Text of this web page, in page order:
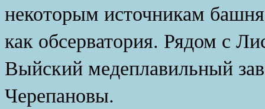
некоторым источникам
как обсерватория. Рядом с
Выйский медеплавильный
Черепановы.